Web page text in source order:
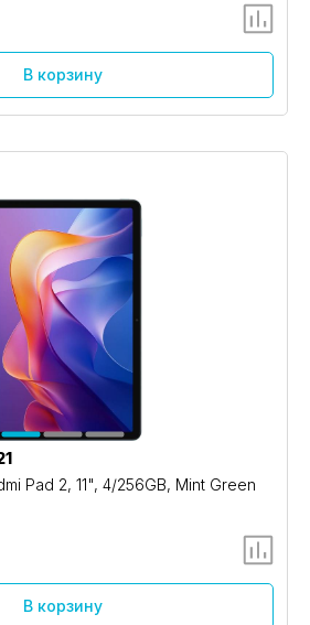
В корзину
Pad 2, 11", 4/256GB, Mint Green
В корзину